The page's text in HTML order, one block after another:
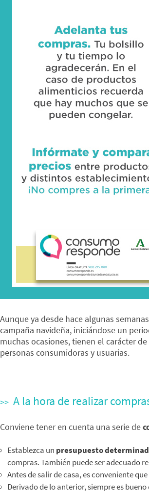
Aunque ya desde hace algunas
campaña navideña, iniciándose un
muchas ocasiones, tienen el carácter
personas consumidoras y usuarias.
A la hora de realizar
Conviene tener en cuenta una serie de
Establezca un presupuesto
compras. También puede ser adecuado
Antes de salir de casa, es conveniente que
Derivado de lo anterior, siempre es